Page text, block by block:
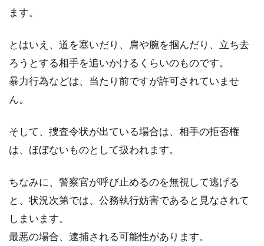
自転車の盗難、警察への届け出とそ
の対策は？
盗難の際、警...
自転車が盗難にあってしまったら、
自転車が盗難にあってしまったら。お気に入り
ます。
とはいえ、道を塞いだり、肩や腕を掴んだり、立ち去
ろうとする相手を追いかけるくらいのものです。
暴力行為などは、当たり前ですが許可されていませ
ん。
そして、捜査令状が出ている場合は、相手の拒否権
は、ほぼないものとして扱われます。
ちなみに、警察官が呼び止めるのを無視して逃げる
と、状況次第では、公務執行妨害であると見なされて
しまいます。
最悪の場合、逮捕される可能性があります。